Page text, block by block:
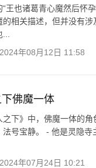
“王也诸葛青心魔然后怀
的相关描述，但并没有
2024年08月12日 11:58
佛魔一体
之下》中，佛魔一体的
法号宝静。 - 他是灵隐
2024年07月24日 10:21